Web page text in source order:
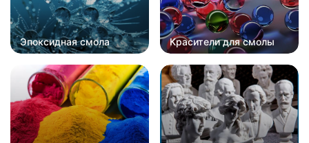
Эпоксидная смола Красители для смолы